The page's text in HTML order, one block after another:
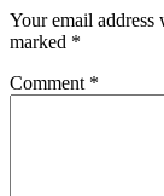
Your email
marked *
Comment *